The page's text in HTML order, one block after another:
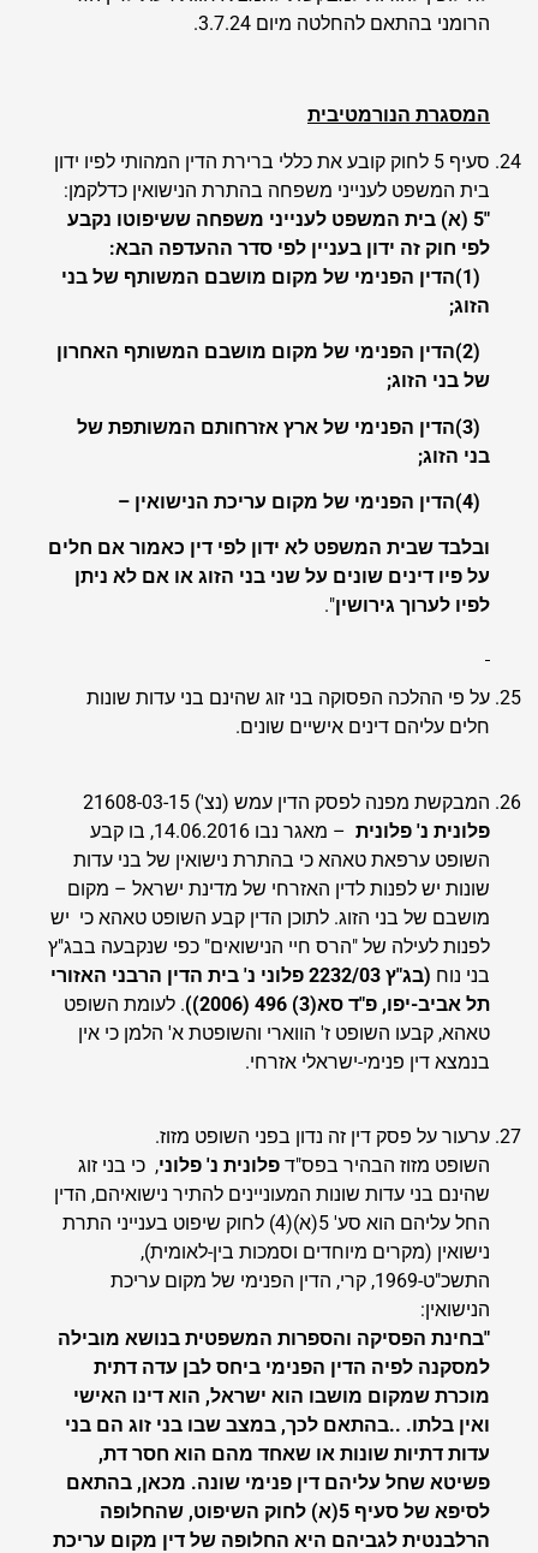
הרומני בהתאם להחלטה מיום 3.7.24.
המסגרת הנורמטיבית
סעיף 5 לחוק קובע את כללי ברירת הדין המהותי לפיו ידון
בית המשפט לענייני משפחה בהתרת הנישואין כדלקמן:
"5 (א) בית המשפט לענייני משפחה ששיפוטו נקבע
לפי חוק זה ידון בעניין לפי סדר ההעדפה הבא:
(1)הדין הפנימי של מקום מושבם המשותף של בני
הזוג;
(2)הדין הפנימי של מקום מושבם המשותף האחרון
של בני הזוג;
(3)הדין הפנימי של ארץ אזרחותם המשותפת של
בני הזוג;
(4)הדין הפנימי של מקום עריכת הנישואין –
ובלבד שבית המשפט לא ידון לפי דין כאמור אם חלים
על פיו דינים שונים על שני בני הזוג או אם לא ניתן
לפיו לערוך גירושין".
על פי ההלכה הפסוקה בני זוג שהינם בני עדות שונות
חלים עליהם דינים אישיים שונים.
המבקשת מפנה לפסק הדין עמש (נצ') 21608-03-15
פלונית נ' פלונית
– מאגר נבו 14.06.2016, בו קבע
השופט ערפאת טאהא כי בהתרת נישואין של בני עדות
שונות יש לפנות לדין האזרחי של מדינת ישראל – מקום
מושבם של בני הזוג. לתוכן הדין קבע השופט טאהא כי יש
לפנות לעילה של "הרס חיי הנישואים" כפי שנקבעה בבג"ץ
בני נוח
(בג"ץ 2232/03 פלוני נ' בית הדין הרבני האזורי
תל אביב-יפו, פ"ד סא(3) 496 (2006))
. לעומת השופט
טאהא, קבעו השופט ז' הווארי והשופטת א' הלמן כי אין
בנמצא דין פנימי-ישראלי אזרחי.
ערעור על פסק דין זה נדון בפני השופט מזוז.
השופט מזוז הבהיר בפס"ד פלונית נ' פלוני, כי בני זוג
שהינם בני עדות שונות המעוניינים להתיר נישואיהם, הדין
החל עליהם הוא סע' 5(א)(4) לחוק שיפוט בענייני התרת
נישואין (מקרים מיוחדים וסמכות בין-לאומית),
התשכ"ט-1969, קרי, הדין הפנימי של מקום עריכת
הנישואין:
"בחינת הפסיקה והספרות המשפטית בנושא מובילה
למסקנה לפיה הדין הפנימי ביחס לבן עדה דתית
מוכרת שמקום מושבו הוא ישראל, הוא דינו האישי
ואין בלתו. ..בהתאם לכך, במצב שבו בני זוג הם בני
עדות דתיות שונות או שאחד מהם הוא חסר דת,
פשיטא שחל עליהם דין פנימי שונה. מכאן, בהתאם
לסיפא של סעיף 5(א) לחוק השיפוט, שהחלופה
הרלבנטית לגביהם היא החלופה של דין מקום עריכת